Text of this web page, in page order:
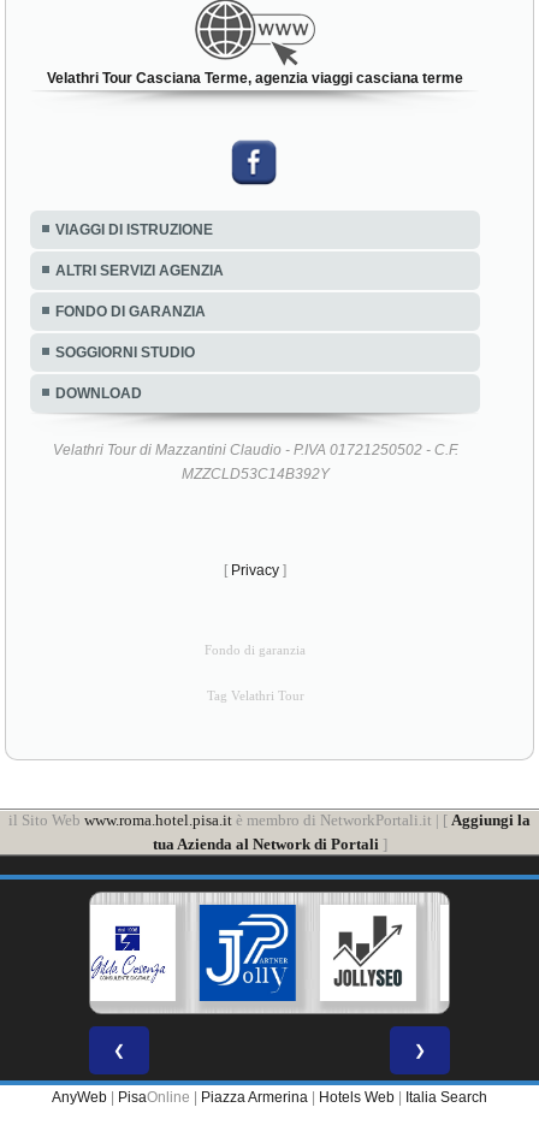
Velathri Tour Casciana Terme, agenzia viaggi casciana terme
VIAGGI DI ISTRUZIONE
ALTRI SERVIZI AGENZIA
FONDO DI GARANZIA
SOGGIORNI STUDIO
DOWNLOAD
Velathri Tour di Mazzantini Claudio - P.IVA 01721250502 - C.F.
MZZCLD53C14B392Y
[ Privacy ]
Fondo di garanzia
Tag Velathri Tour
il Sito Web www.roma.hotel.pisa.it è membro di NetworkPortali.it | [ Aggiungi la
tua Azienda al Network di Portali ]
❮ ❯
AnyWeb | PisaOnline | Piazza Armerina | Hotels Web | Italia Search